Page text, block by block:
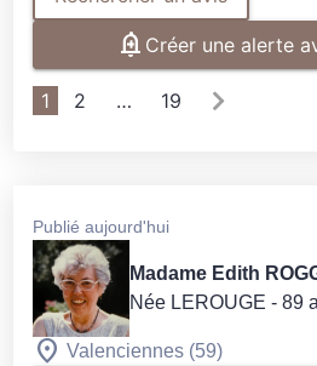
Créer une alerte
1 2 … 19
Publié aujourd'hui
Madame Edith
Née LEROUGE - 89
Valenciennes (59)